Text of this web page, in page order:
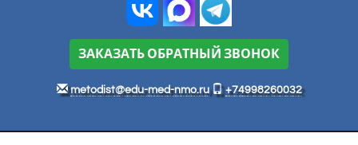
ЗАКАЗАТЬ ОБРАТНЫЙ ЗВОНОК
metodist@edu-med-nmo.ru +74998260032